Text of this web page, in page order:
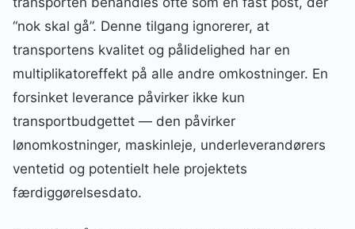
“nok skal gå”. Denne tilgang ignorerer, at
transportens kvalitet og pålidelighed har en
multiplikatoreffekt på alle andre omkostninger. En
forsinket leverance påvirker ikke kun
transportbudgettet — den påvirker
lønomkostninger, maskinleje, underleverandørers
ventetid og potentielt hele projektets
færdiggørelsesdato.